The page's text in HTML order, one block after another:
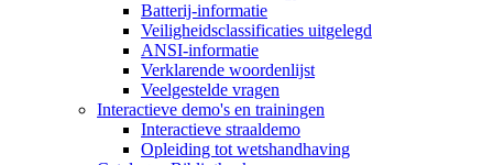
Batterij-informatie
Veiligheidsclassificaties uitgelegd
ANSI-informatie
Verklarende woordenlijst
Veelgestelde vragen
Interactieve demo's en trainingen
Interactieve straaldemo
Opleiding tot wetshandhaving